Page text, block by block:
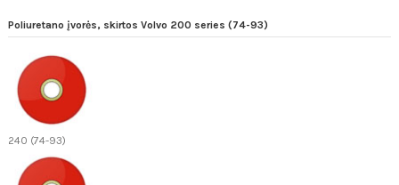
Poliuretano įvorės, skirtos Volvo 200 series (74-93)
240 (74-93)